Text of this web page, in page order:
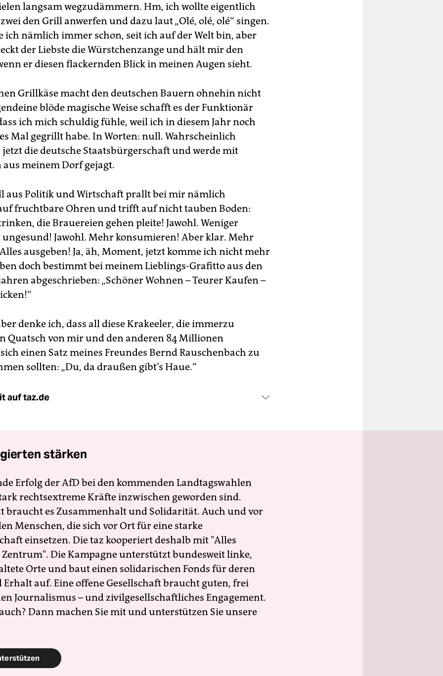
langsam wegzudämmern. Hm, ich wollte eigentlich
den Grill anwerfen und dazu laut „Olé, olé, olé“ singen.
ich nämlich immer schon, seit ich auf der Welt bin, aber
der Liebste die Würstchenzange und hält mir den
er diesen flackernden Blick in meinen Augen sieht.
Grillkäse macht den deutschen Bauern ohnehin nicht
blöde magische Weise schafft es der Funktionär
ich mich schuldig fühle, weil ich in diesem Jahr noch
Mal gegrillt habe. In Worten: null. Wahrscheinlich
die deutsche Staatsbürgerschaft und werde mit
meinem Dorf gejagt.
aus Politik und Wirtschaft prallt bei mir nämlich
fruchtbare Ohren und trifft auf nicht tauben Boden:
die Brauereien gehen pleite! Jawohl. Weniger
Jawohl. Mehr konsumieren! Aber klar. Mehr
ausgeben! Ja, äh, Moment, jetzt komme ich nicht mehr
doch bestimmt bei meinem Lieblings-Grafitto aus den
abgeschrieben: „Schöner Wohnen – Teurer Kaufen –
denke ich, dass all diese Krakeeler, die immerzu
Quatsch von mir und den anderen 84 Millionen
einen Satz meines Freundes Bernd Rauschenbach zu
sollten: „Du, da draußen gibt’s Haue.“
auf taz.de
stärken
Erfolg der AfD bei den kommenden Landtagswahlen
rechtsextreme Kräfte inzwischen geworden sind.
braucht es Zusammenhalt und Solidarität. Auch und vor
Menschen, die sich vor Ort für eine starke
einsetzen. Die taz kooperiert deshalb mit "Alles
Die Kampagne unterstützt bundesweit linke,
Orte und baut einen solidarischen Fonds für deren
Erhalt auf. Eine offene Gesellschaft braucht guten, frei
Journalismus – und zivilgesellschaftliches Engagement.
Dann machen Sie mit und unterstützen Sie unsere